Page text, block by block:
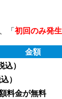
「初回のみ発
金額
込）
）
料金が無料